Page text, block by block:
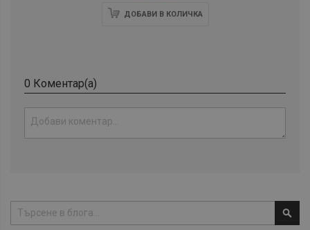
ДОБАВИ В КОЛИЧКА
0 Коментар(а)